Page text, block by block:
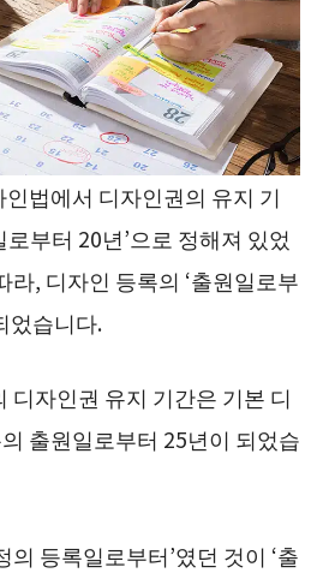
법에서 디자인권의 유지 기
부터 20년’으로 정해져 있었
라, 디자인 등록의 ‘출원일로부
었습니다.
디자인권 유지 기간은 기본 디
출원일로부터 25년이 되었습
의 등록일로부터’였던 것이 ‘출